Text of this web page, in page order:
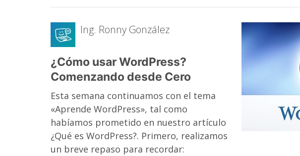
Ing. Ronny González
¿Cómo usar WordPress?
Comenzando desde Cero
Esta semana continuamos con el tema
«Aprende WordPress», tal como
habíamos prometido en nuestro artículo
¿Qué es WordPress?. Primero, realizamos
un breve repaso para recordar: